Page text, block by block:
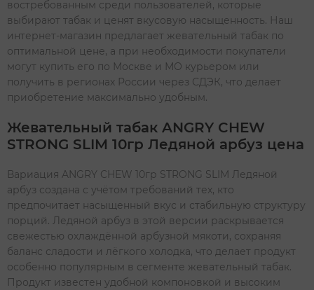
востребованным среди пользователей, которые
выбирают табак и ценят вкусовую насыщенность. Наш
интернет-магазин предлагает жевательный табак по
оптимальной цене, а при необходимости покупатели
могут купить его по Москве и МО курьером или
получить в регионах России через СДЭК, что делает
приобретение максимально удобным.
Жевательный табак ANGRY CHEW
STRONG SLIM 10гр Ледяной арбуз цена
Вариация ANGRY CHEW 10гр STRONG SLIM Ледяной
арбуз создана с учётом требований тех, кто
предпочитает насыщенный вкус и стабильную структуру
порций. Ледяной арбуз в этой версии раскрывается
свежестью охлаждённой арбузной мякоти, сохраняя
баланс сладости и лёгкого холодка, что делает продукт
особенно популярным в сегменте жевательный табак.
Продукт известен удобной компоновкой и высоким